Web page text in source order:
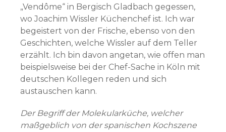
„Vendôme“ in Bergisch Gladbach gegessen,
wo Joachim Wissler Küchenchef ist. Ich war
begeistert von der Frische, ebenso von den
Geschichten, welche Wissler auf dem Teller
erzählt. Ich bin davon angetan, wie offen man
beispielsweise bei der Chef-Sache in Köln mit
deutschen Kollegen reden und sich
austauschen kann.
Der Begriff der Molekularküche, welcher
maßgeblich von der spanischen Kochszene